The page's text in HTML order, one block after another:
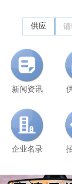
供应
新闻资讯
企业名录